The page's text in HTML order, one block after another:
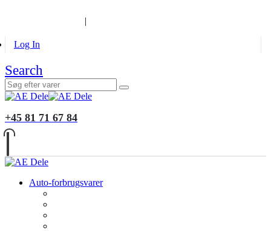
|
Log In
Search
+45 81 71 67 84
Auto-forbrugsvarer